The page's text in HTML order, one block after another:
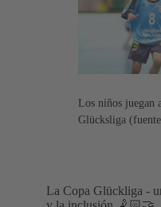
Los niños juegan
Glücksliga
La Copa Glückliga -